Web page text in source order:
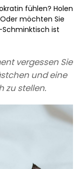
fühlen? Holen
möchten Sie
Schminktisch ist
vergessen Sie
und eine
zu stellen.